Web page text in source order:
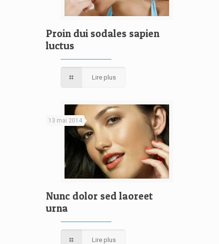
Proin dui sodales sapien
luctus
Lire plus
13 mai 2014
Nunc dolor sed laoreet
urna
Lire plus